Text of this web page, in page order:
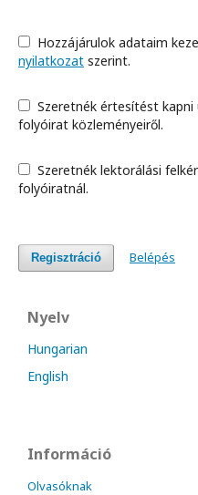
Hozzájárulok adataim
nyilatkozat szerint.
folyóirat közleményeiről.
folyóiratnál.
Regisztráció Belépés
Nyelv
Hungarian
English
Információ
Olvasóknak